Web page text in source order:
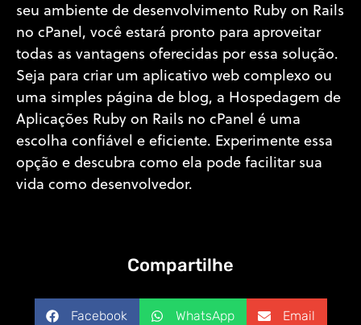
seu ambiente de desenvolvimento Ruby on Rails
no cPanel, você estará pronto para aproveitar
todas as vantagens oferecidas por essa solução.
Seja para criar um aplicativo web complexo ou
uma simples página de blog, a Hospedagem de
Aplicações Ruby on Rails no cPanel é uma
escolha confiável e eficiente. Experimente essa
opção e descubra como ela pode facilitar sua
vida como desenvolvedor.
Compartilhe
Facebook WhatsApp Email